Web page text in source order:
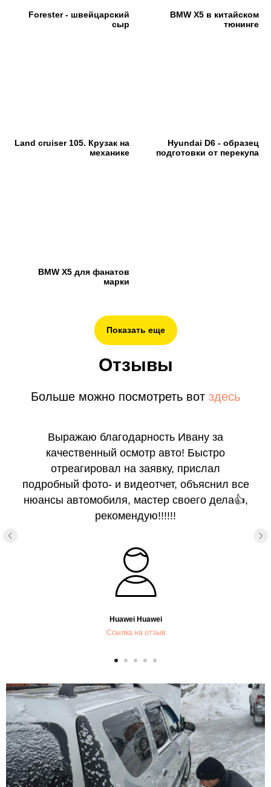
Forester - швейцарский
сыр
BMW X5 в китайском
тюнинге
Land cruiser 105. Крузак на
механике
Hyundai D6 - образец
подготовки от перекупа
BMW X5 для фанатов
марки
Показать еще
Отзывы
Больше можно посмотреть вот здесь
Выражаю благодарность Ивану за
качественный осмотр авто! Быстро
отреагировал на заявку, прислал
подробный фото- и видеотчет, объяснил все
нюансы автомобиля, мастер своего дела👍,
рекомендую!!!!!!
Huawei Huawei
Ссылка на отзыв